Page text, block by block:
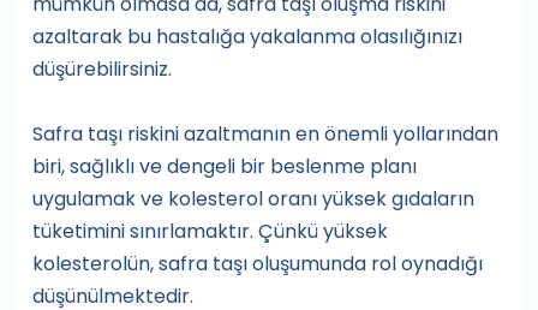
azaltarak bu hastalığa yakalanma olasılığınızı
düşürebilirsiniz.
Safra taşı riskini azaltmanın en önemli yollarından
biri, sağlıklı ve dengeli bir beslenme planı
uygulamak ve kolesterol oranı yüksek gıdaların
tüketimini sınırlamaktır. Çünkü yüksek
kolesterolün, safra taşı oluşumunda rol oynadığı
düşünülmektedir.